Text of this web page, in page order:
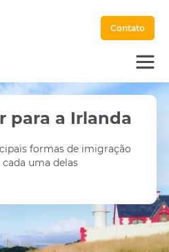
Contato
para a Irlanda
formas de imigração
uma delas